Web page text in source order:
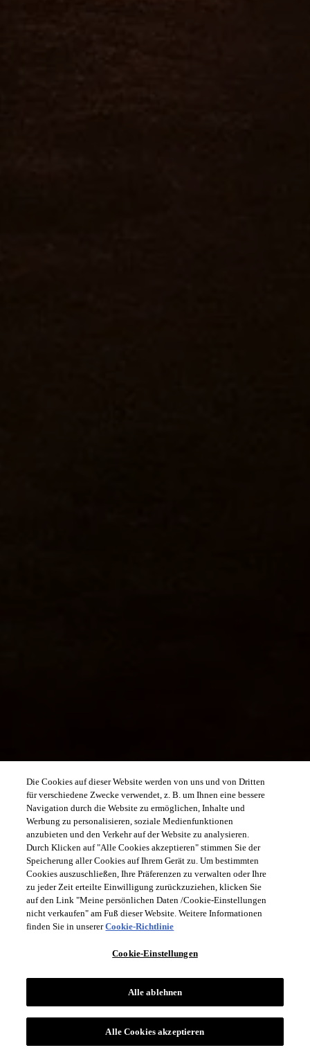
Die Cookies auf dieser Website werden von uns und von Dritten
für verschiedene Zwecke verwendet, z. B. um Ihnen eine bessere
Navigation durch die Website zu ermöglichen, Inhalte und
Werbung zu personalisieren, soziale Medienfunktionen
anzubieten und den Verkehr auf der Website zu analysieren.
Durch Klicken auf "Alle Cookies akzeptieren" stimmen Sie der
Speicherung aller Cookies auf Ihrem Gerät zu. Um bestimmten
Cookies auszuschließen, Ihre Präferenzen zu verwalten oder Ihre
zu jeder Zeit erteilte Einwilligung zurückzuziehen, klicken Sie
auf den Link "Meine persönlichen Daten /Cookie-Einstellungen
nicht verkaufen" am Fuß dieser Website. Weitere Informationen
finden Sie in unsererCookie-Richtlinie
Cookie-Einstellungen
Alle ablehnen
Alle Cookies akzeptieren